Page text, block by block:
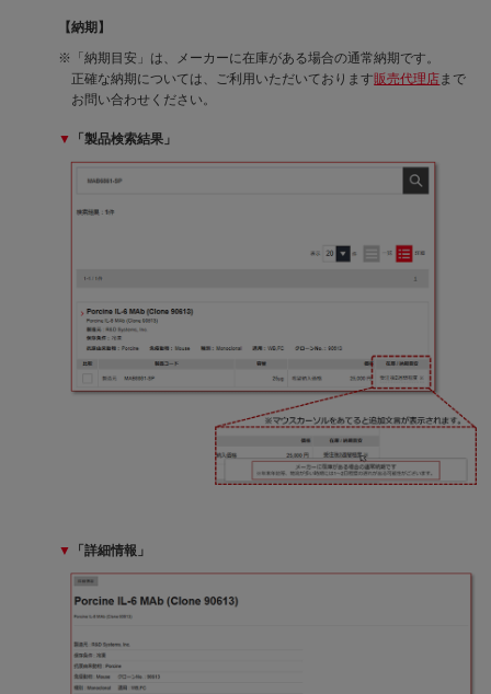
【納期】
「納期目安」は、メーカーに在庫がある場合の通常納期です。
正確な納期については、ご利用いただいております販売代理店 まで
お問い合わせください。
▼ 「製品検索結果」
▼ 「詳細情報」